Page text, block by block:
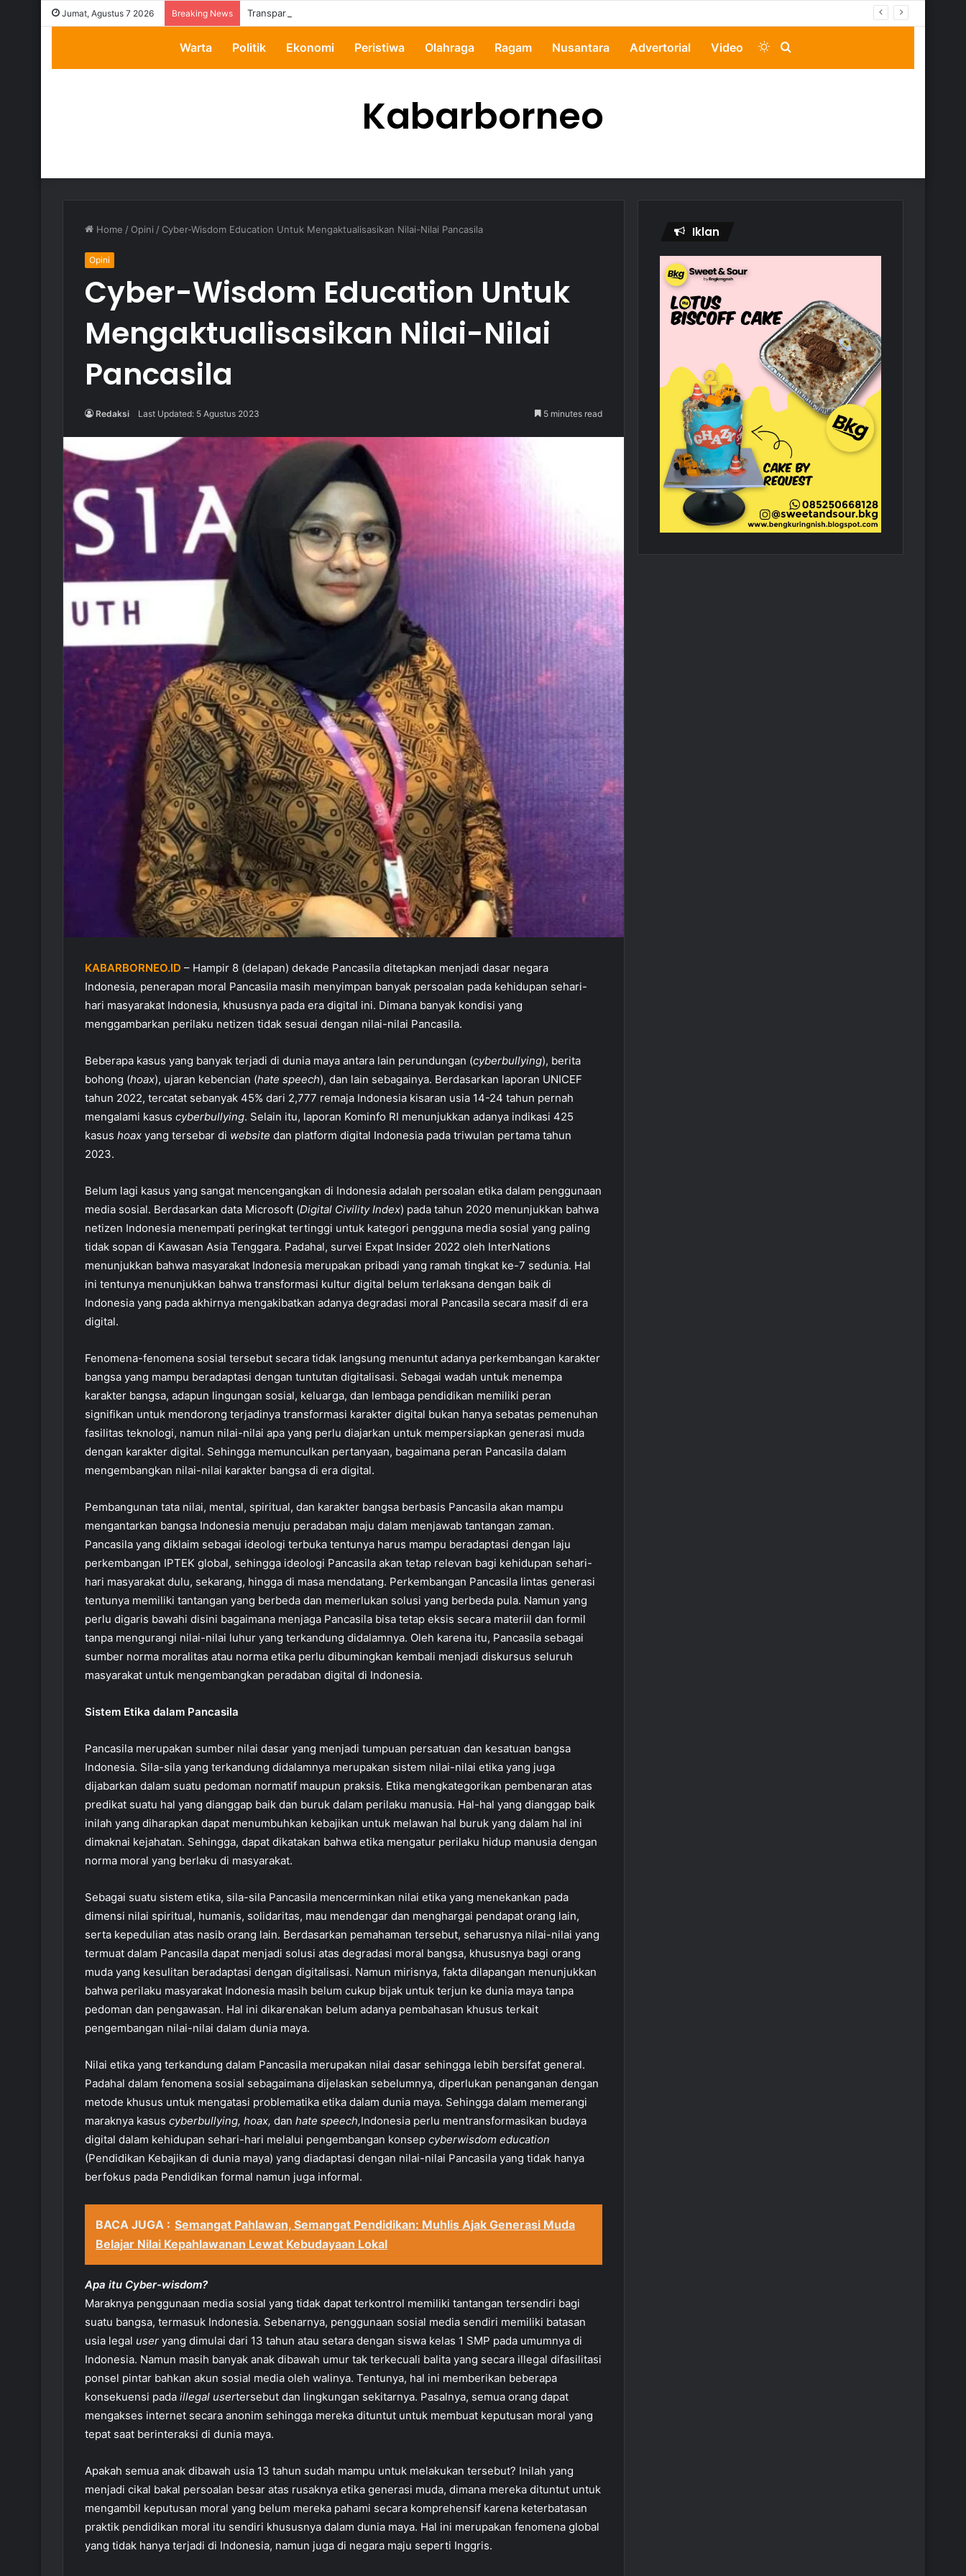
Jumat, Agustus 7 2026 Breaking News Transparansi Dipertanyakan, Pemkot Samarinda Dalami Data Kredit Macet Bankaltimtara
Warta Politik Ekonomi Peristiwa Olahraga Ragam Nusantara Advertorial Video Search
Switch
Kabarborneo
Home / Opini / Cyber-Wisdom Education Untuk Mengaktualisasikan Nilai-Nilai Pancasila
Opini
Cyber-Wisdom Education Untuk
Mengaktualisasikan Nilai-Nilai
Pancasila
Redaksi Last Updated: 5 Agustus 2023 5 minutes read
KABARBORNEO.ID – Hampir 8 (delapan) dekade Pancasila ditetapkan menjadi dasar negara
Indonesia, penerapan moral Pancasila masih menyimpan banyak persoalan pada kehidupan sehari-
hari masyarakat Indonesia, khususnya pada era digital ini. Dimana banyak kondisi yang
menggambarkan perilaku netizen tidak sesuai dengan nilai-nilai Pancasila.
Beberapa kasus yang banyak terjadi di dunia maya antara lain perundungan (cyberbullying), berita
bohong (hoax), ujaran kebencian (hate speech), dan lain sebagainya. Berdasarkan laporan UNICEF
tahun 2022, tercatat sebanyak 45% dari 2,777 remaja Indonesia kisaran usia 14-24 tahun pernah
mengalami kasus cyberbullying. Selain itu, laporan Kominfo RI menunjukkan adanya indikasi 425
kasus hoax yang tersebar di website dan platform digital Indonesia pada triwulan pertama tahun
2023.
Belum lagi kasus yang sangat mencengangkan di Indonesia adalah persoalan etika dalam penggunaan
media sosial. Berdasarkan data Microsoft (Digital Civility Index) pada tahun 2020 menunjukkan bahwa
netizen Indonesia menempati peringkat tertinggi untuk kategori pengguna media sosial yang paling
tidak sopan di Kawasan Asia Tenggara. Padahal, survei Expat Insider 2022 oleh InterNations
menunjukkan bahwa masyarakat Indonesia merupakan pribadi yang ramah tingkat ke-7 sedunia. Hal
ini tentunya menunjukkan bahwa transformasi kultur digital belum terlaksana dengan baik di
Indonesia yang pada akhirnya mengakibatkan adanya degradasi moral Pancasila secara masif di era
digital.
Fenomena-fenomena sosial tersebut secara tidak langsung menuntut adanya perkembangan karakter
bangsa yang mampu beradaptasi dengan tuntutan digitalisasi. Sebagai wadah untuk menempa
karakter bangsa, adapun lingungan sosial, keluarga, dan lembaga pendidikan memiliki peran
signifikan untuk mendorong terjadinya transformasi karakter digital bukan hanya sebatas pemenuhan
fasilitas teknologi, namun nilai-nilai apa yang perlu diajarkan untuk mempersiapkan generasi muda
dengan karakter digital. Sehingga memunculkan pertanyaan, bagaimana peran Pancasila dalam
mengembangkan nilai-nilai karakter bangsa di era digital.
Pembangunan tata nilai, mental, spiritual, dan karakter bangsa berbasis Pancasila akan mampu
mengantarkan bangsa Indonesia menuju peradaban maju dalam menjawab tantangan zaman.
Pancasila yang diklaim sebagai ideologi terbuka tentunya harus mampu beradaptasi dengan laju
perkembangan IPTEK global, sehingga ideologi Pancasila akan tetap relevan bagi kehidupan sehari-
hari masyarakat dulu, sekarang, hingga di masa mendatang. Perkembangan Pancasila lintas generasi
tentunya memiliki tantangan yang berbeda dan memerlukan solusi yang berbeda pula. Namun yang
perlu digaris bawahi disini bagaimana menjaga Pancasila bisa tetap eksis secara materiil dan formil
tanpa mengurangi nilai-nilai luhur yang terkandung didalamnya. Oleh karena itu, Pancasila sebagai
sumber norma moralitas atau norma etika perlu dibumingkan kembali menjadi diskursus seluruh
masyarakat untuk mengembangkan peradaban digital di Indonesia.
Sistem Etika dalam Pancasila
Pancasila merupakan sumber nilai dasar yang menjadi tumpuan persatuan dan kesatuan bangsa
Indonesia. Sila-sila yang terkandung didalamnya merupakan sistem nilai-nilai etika yang juga
dijabarkan dalam suatu pedoman normatif maupun praksis. Etika mengkategorikan pembenaran atas
predikat suatu hal yang dianggap baik dan buruk dalam perilaku manusia. Hal-hal yang dianggap baik
inilah yang diharapkan dapat menumbuhkan kebajikan untuk melawan hal buruk yang dalam hal ini
dimaknai kejahatan. Sehingga, dapat dikatakan bahwa etika mengatur perilaku hidup manusia dengan
norma moral yang berlaku di masyarakat.
Sebagai suatu sistem etika, sila-sila Pancasila mencerminkan nilai etika yang menekankan pada
dimensi nilai spiritual, humanis, solidaritas, mau mendengar dan menghargai pendapat orang lain,
serta kepedulian atas nasib orang lain. Berdasarkan pemahaman tersebut, seharusnya nilai-nilai yang
termuat dalam Pancasila dapat menjadi solusi atas degradasi moral bangsa, khususnya bagi orang
muda yang kesulitan beradaptasi dengan digitalisasi. Namun mirisnya, fakta dilapangan menunjukkan
bahwa perilaku masyarakat Indonesia masih belum cukup bijak untuk terjun ke dunia maya tanpa
pedoman dan pengawasan. Hal ini dikarenakan belum adanya pembahasan khusus terkait
pengembangan nilai-nilai dalam dunia maya.
Nilai etika yang terkandung dalam Pancasila merupakan nilai dasar sehingga lebih bersifat general.
Padahal dalam fenomena sosial sebagaimana dijelaskan sebelumnya, diperlukan penanganan dengan
metode khusus untuk mengatasi problematika etika dalam dunia maya. Sehingga dalam memerangi
maraknya kasus cyberbullying, hoax, dan hate speech,Indonesia perlu mentransformasikan budaya
digital dalam kehidupan sehari-hari melalui pengembangan konsep cyberwisdom education
(Pendidikan Kebajikan di dunia maya) yang diadaptasi dengan nilai-nilai Pancasila yang tidak hanya
berfokus pada Pendidikan formal namun juga informal.
BACA JUGA : Semangat Pahlawan, Semangat Pendidikan: Muhlis Ajak Generasi Muda
Belajar Nilai Kepahlawanan Lewat Kebudayaan Lokal
Apa itu Cyber-wisdom?
Maraknya penggunaan media sosial yang tidak dapat terkontrol memiliki tantangan tersendiri bagi
suatu bangsa, termasuk Indonesia. Sebenarnya, penggunaan sosial media sendiri memiliki batasan
usia legal user yang dimulai dari 13 tahun atau setara dengan siswa kelas 1 SMP pada umumnya di
Indonesia. Namun masih banyak anak dibawah umur tak terkecuali balita yang secara illegal difasilitasi
ponsel pintar bahkan akun sosial media oleh walinya. Tentunya, hal ini memberikan beberapa
konsekuensi pada illegal usertersebut dan lingkungan sekitarnya. Pasalnya, semua orang dapat
mengakses internet secara anonim sehingga mereka dituntut untuk membuat keputusan moral yang
tepat saat berinteraksi di dunia maya.
Apakah semua anak dibawah usia 13 tahun sudah mampu untuk melakukan tersebut? Inilah yang
menjadi cikal bakal persoalan besar atas rusaknya etika generasi muda, dimana mereka dituntut untuk
mengambil keputusan moral yang belum mereka pahami secara komprehensif karena keterbatasan
praktik pendidikan moral itu sendiri khususnya dalam dunia maya. Hal ini merupakan fenomena global
yang tidak hanya terjadi di Indonesia, namun juga di negara maju seperti Inggris.
Iklan